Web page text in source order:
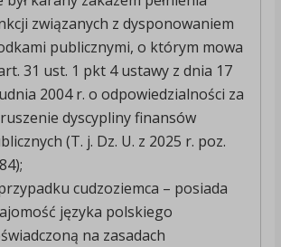
związanych z dysponowaniem
publicznymi, o którym mowa
31 ust. 1 pkt 4 ustawy z dnia 17
2004 r. o odpowiedzialności za
dyscypliny finansów
(T. j. Dz. U. z 2025 r. poz.
cudzoziemca – posiada
języka polskiego
na zasadach